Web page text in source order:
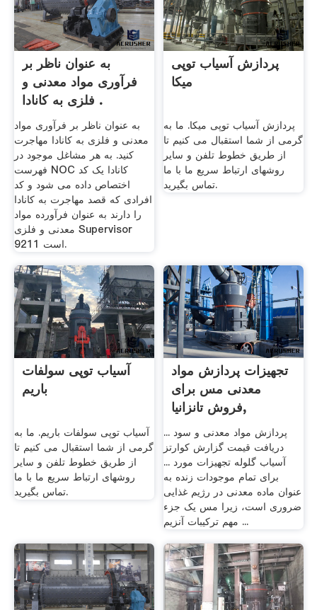
به عنوان ناظر بر
فرآوری مواد معدنی و
فلزی به کانادا .
به عنوان ناظر بر فرآوری مواد
معدنی و فلزی به کانادا مهاجرت
کنید. به هر مشاغل موجود در
فهرست NOC کانادا یک کد
اختصاص داده می شود و کد
افرادی که قصد مهاجرت به کانادا
را دارند به عنوان فرآورده مواد
معدنی و فلزی Supervisor
9211 است.
پردازش آسیاب توپی
میکا
پردازش آسیاب توپی میکا. ما به
گرمی از شما استقبال می کنیم تا
از طریق خطوط تلفن و سایر
روشهای ارتباط سریع ما با ما
تماس بگیرید.
آسیاب توپی سولفات
باریم
آسیاب توپی سولفات باریم. ما به
گرمی از شما استقبال می کنیم تا
از طریق خطوط تلفن و سایر
روشهای ارتباط سریع ما با ما
تماس بگیرید.
تجهیزات پردازش مواد
معدنی مس برای
فروش تانزانیا,
پردازش مواد معدنی و سود ...
دریافت قیمت گزارش کوارتز
آسیاب گلوله تجهیزات مورد ...
برای تمام موجودات زنده به
عنوان ماده معدنی در رژیم غذایی
ضروری است، زیرا مس یک جزء
مهم ترکیبات آنزیم ...